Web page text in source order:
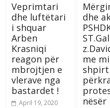
Veprimtari
dhe luftëtari
i shquar
Arben
Krasniqi
reagon për
mbrojtjen e
vlerave nga
bastardet !
April 19, 2020
dhe
me
shpirt
nësër